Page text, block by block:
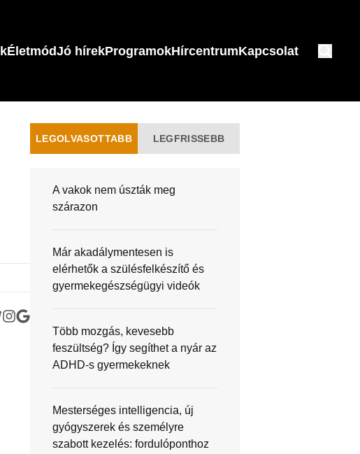
ÉletmódJó hírekProgramokHírcentrumKapcsolat
LEGOLVASOTTABB LEGFRISSEBB
A vakok nem úszták meg
szárazon
Már akadálymentesen is
elérhetők a szülésfelkészítő és
gyermekegészségügyi videók
Több mozgás, kevesebb
feszültség? Így segíthet a nyár az
ADHD-s gyermekeknek
Mesterséges intelligencia, új
gyógyszerek és személyre
szabott kezelés: fordulóponthoz